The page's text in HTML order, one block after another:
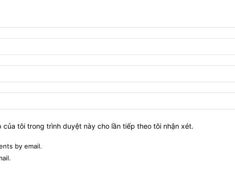
của tôi trong trình duyệt này cho lần tiếp theo tôi nhận xét.
by email.